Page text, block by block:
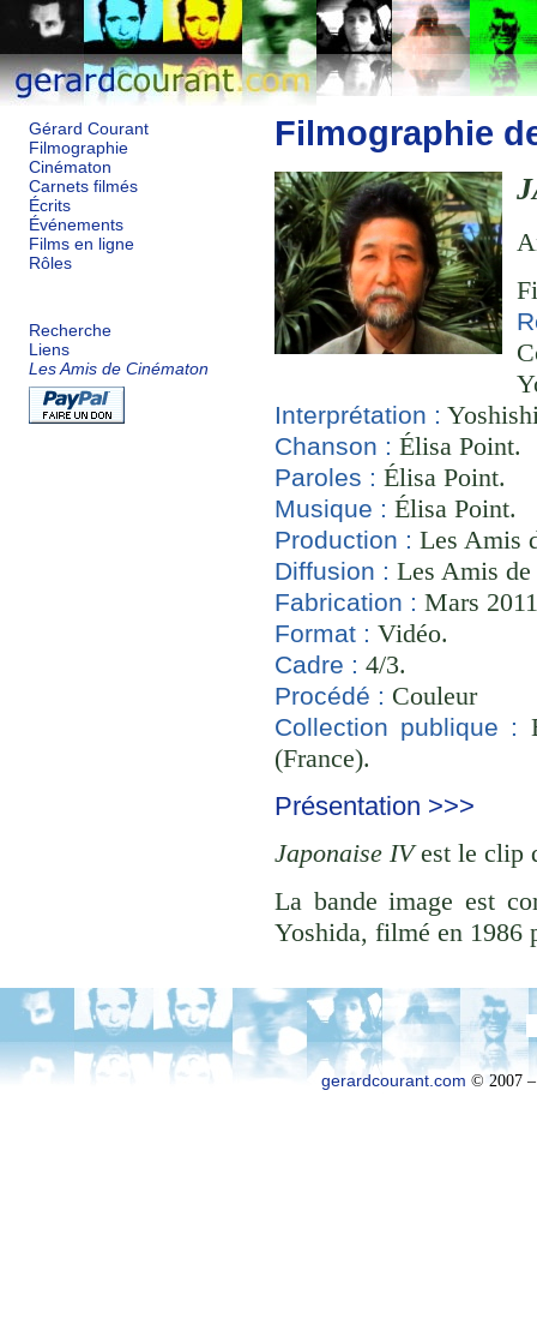
Gérard Courant
Filmographie
Cinématon
Carnets filmés
Écrits
Événements
Films en ligne
Rôles
Recherche
Liens
Les Amis de Cinématon
Filmographie
Interprétation :
Chanson : Élisa Point.
Paroles : Élisa Point.
Musique : Élisa Point.
Production : Les Amis
Diffusion : Les Amis
Fabrication : Mars
Format : Vidéo.
Cadre : 4/3.
Procédé : Couleur
Collection publique :
(France).
Présentation >>>
Japonaise IVest le clip
La bande image est
Yoshida, filmé en 1986
gerardcourant.com © 2007